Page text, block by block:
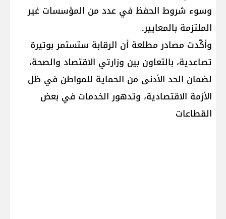
وسوء شروط الحفظ في عدد من المؤسسات غير
الملتزمة بالمعايير.
وأكّدت مصادر مطلعة أن الرقابة ستستمر بوتيرة
تصاعدية، بالتعاون بين وزارتي الاقتصاد والصحة،
لضمان الحد الأدنى من الحماية للمواطن في ظل
الأزمة الاقتصادية، وتدهور الخدمات في بعض
القطاعات